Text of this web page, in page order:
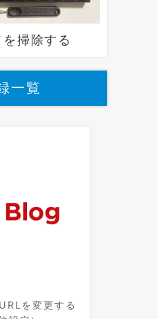
掃除する
一覧
を変更する